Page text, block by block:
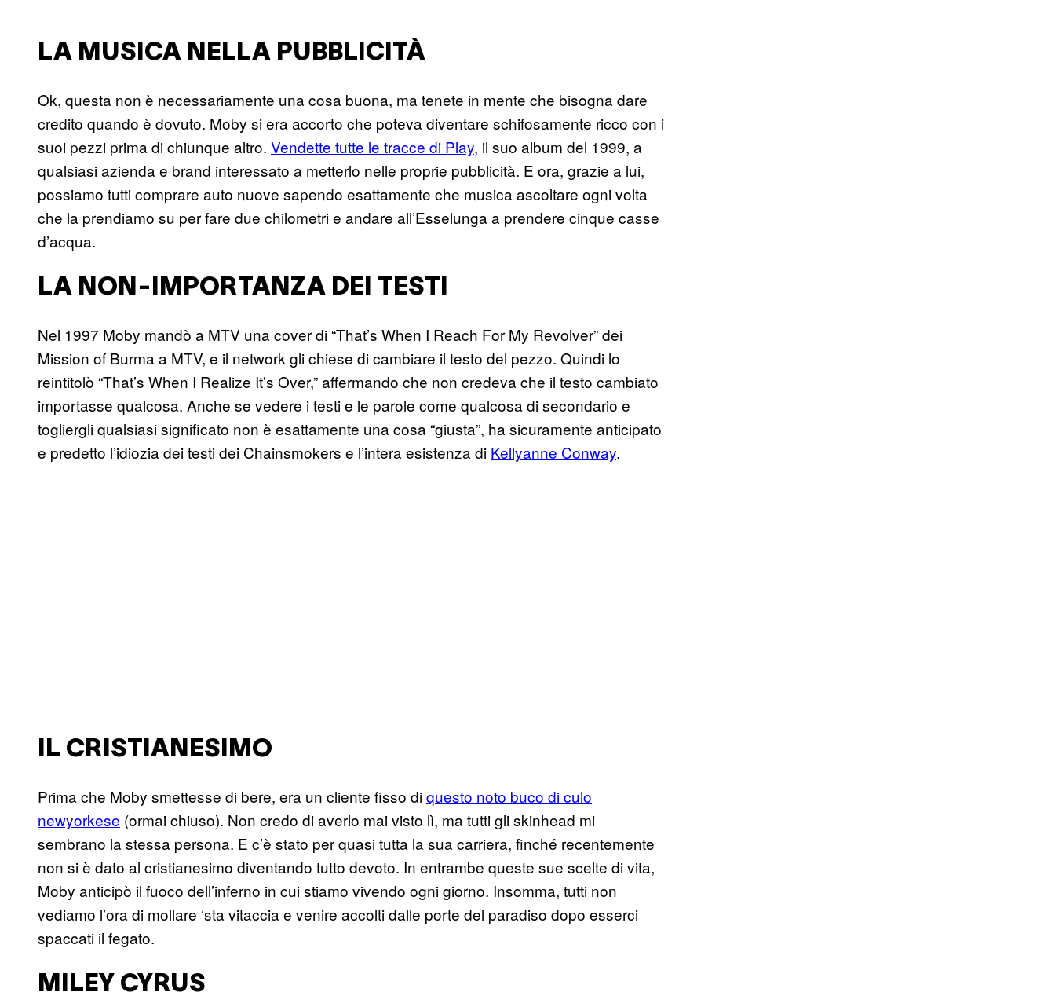
LA MUSICA NELLA PUBBLICITÀ
Ok, questa non è necessariamente una cosa buona, ma tenete in mente che bisogna dare
credito quando è dovuto. Moby si era accorto che poteva diventare schifosamente ricco con i
suoi pezzi prima di chiunque altro. Vendette tutte le tracce di Play, il suo album del 1999, a
qualsiasi azienda e brand interessato a metterlo nelle proprie pubblicità. E ora, grazie a lui,
possiamo tutti comprare auto nuove sapendo esattamente che musica ascoltare ogni volta
che la prendiamo su per fare due chilometri e andare all’Esselunga a prendere cinque casse
d’acqua.
LA NON-IMPORTANZA DEI TESTI
Nel 1997 Moby mandò a MTV una cover di “That’s When I Reach For My Revolver” dei
Mission of Burma a MTV, e il network gli chiese di cambiare il testo del pezzo. Quindi lo
reintitolò “That’s When I Realize It’s Over,” affermando che non credeva che il testo cambiato
importasse qualcosa. Anche se vedere i testi e le parole come qualcosa di secondario e
togliergli qualsiasi significato non è esattamente una cosa “giusta”, ha sicuramente anticipato
e predetto l’idiozia dei testi dei Chainsmokers e l’intera esistenza di Kellyanne Conway.
IL CRISTIANESIMO
Prima che Moby smettesse di bere, era un cliente fisso diquesto noto buco di culo
newyorkese (ormai chiuso). Non credo di averlo mai visto lì, ma tutti gli skinhead mi
sembrano la stessa persona. E c’è stato per quasi tutta la sua carriera, finché recentemente
non si è dato al cristianesimo diventando tutto devoto. In entrambe queste sue scelte di vita,
Moby anticipò il fuoco dell’inferno in cui stiamo vivendo ogni giorno. Insomma, tutti non
vediamo l’ora di mollare ‘sta vitaccia e venire accolti dalle porte del paradiso dopo esserci
spaccati il fegato.
MILEY CYRUS